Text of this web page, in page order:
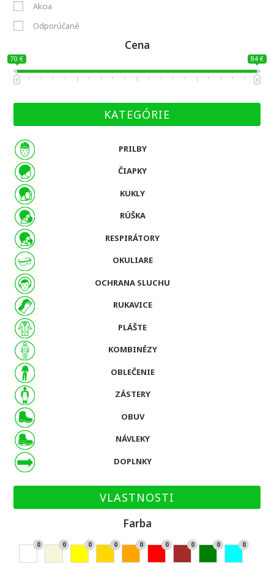
Cena
Akcia
Odporúčané
70 € 84 €
KATEGÓRIE
PRILBY
ČIAPKY
KUKLY
RÚŠKA
RESPIRÁTORY
OKULIARE
OCHRANA SLUCHU
RUKAVICE
PLÁŠTE
KOMBINÉZY
OBLEČENIE
ZÁSTERY
OBUV
NÁVLEKY
DOPLNKY
VLASTNOSTI
Farba
0 0 0 0 0 0 0 0 0